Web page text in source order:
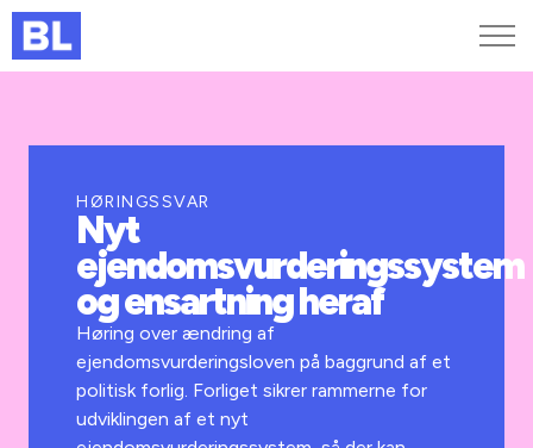
Kurser og arrangementer
Jobportalen
HØRINGSSVAR
Nyt
ejendomsvurderingssystem
og ensartning heraf
Høring over ændring af
ejendomsvurderingsloven på baggrund af et
politisk forlig. Forliget sikrer rammerne for
udviklingen af et nyt